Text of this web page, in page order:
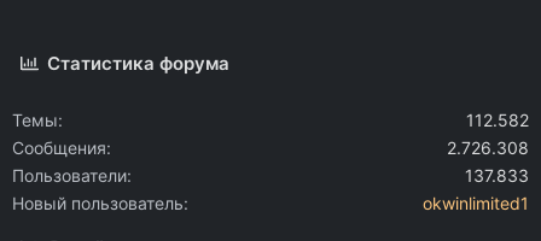
Статистика форума
Темы
112.582
Сообщения
2.726.308
Пользователи
137.833
Новый пользователь
okwinlimited1